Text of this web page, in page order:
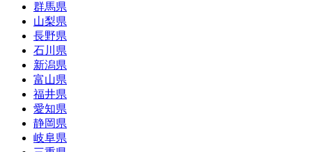
群馬県
山梨県
長野県
石川県
新潟県
富山県
福井県
愛知県
静岡県
岐阜県